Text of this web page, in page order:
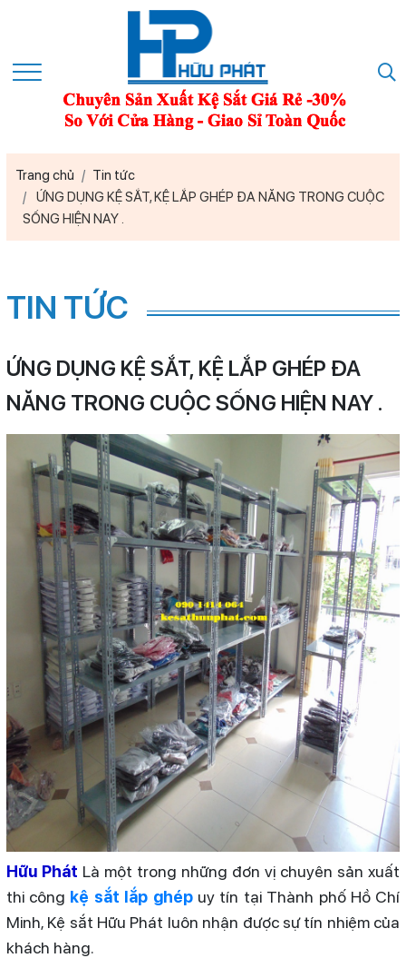
Trang chủ
Tin tức
ỨNG DỤNG KỆ SẮT, KỆ LẮP GHÉP ĐA NĂNG TRONG CUỘC
SỐNG HIỆN NAY .
TIN TỨC
ỨNG DỤNG KỆ SẮT, KỆ LẮP GHÉP ĐA
NĂNG TRONG CUỘC SỐNG HIỆN NAY .
Hữu Phát Là một trong những đơn vị chuyên sản xuất
thi công kệ sắt lắp ghép uy tín tại Thành phố Hồ Chí
Minh, Kệ sắt Hữu Phát luôn nhận được sự tín nhiệm của
khách hàng.